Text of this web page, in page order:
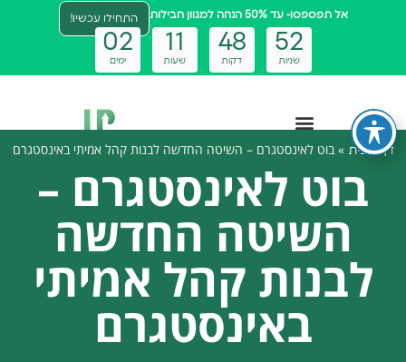
02
ימים
1 1
שעות
48
דקות
52
שניות
אל תפספסו- עד 50% הנחה למגוון חבילות התחילו עכשיו!
דף הבית »בוט לאינסטגרם – השיטה החדשה לבנות קהל אמיתי באינסטגרם
בוט לאינסטגרם –
השיטה החדשה
לבנות קהל אמיתי
באינסטגרם